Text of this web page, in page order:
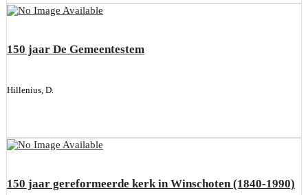
150 jaar De Gemeentestem
Hillenius, D.
150 jaar gereformeerde kerk in Winschoten (1840-1990)